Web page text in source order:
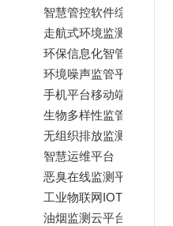
智慧管控软件综合平台
走航式环境监测平台
环保信息化智管平台
环境噪声监管平台
手机平台移动端
生物多样性监管平台
无组织排放监测平台
智慧运维平台
恶臭在线监测平台
工业物联网IOT云平台
油烟监测云平台